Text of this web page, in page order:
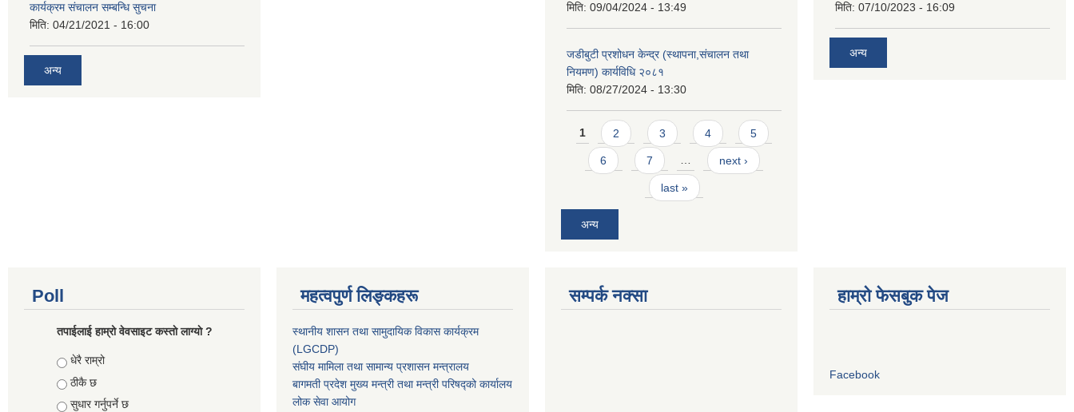
कार्यक्रम संचालन सम्बन्धि सुचना
मिति: 04/21/2021 - 16:00
अन्य
मिति: 09/04/2024 - 13:49
जडीबुटी प्रशोधन केन्द्र (स्थापना,संचालन तथा
नियमण) कार्यविधि २०८१
मिति: 08/27/2024 - 13:30
Pages
1 2 3 4 5
6 7 … next ›
last »
अन्य
मिति: 07/10/2023 - 16:09
अन्य
Poll
तपाईलाई हाम्रो वेवसाइट कस्ताे लाग्याे ?
Choices
धेरै राम्रो
ठीकै छ
सुधार गर्नुपर्ने छ
महत्वपुर्ण लिङ्कहरू
स्थानीय शासन तथा सामुदायिक विकास कार्यक्रम
(LGCDP)
संघीय मामिला तथा सामान्य प्रशासन मन्त्रालय
बागमती प्रदेश मुख्य मन्त्री तथा मन्त्री परिषद्को कार्यालय
लोक सेवा आयोग
सम्पर्क नक्सा हाम्रो फेसबुक पेज
Facebook